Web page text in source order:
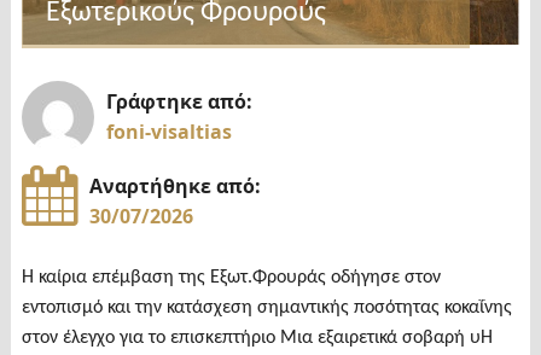
Εξωτερικούς Φρουρούς
Γράφτηκε από:
foni-visaltias
Αναρτήθηκε από:
30/07/2026
Η καίρια επέμβαση της Εξωτ.Φρουράς οδήγησε στον
εντοπισμό και την κατάσχεση σημαντικής ποσότητας κοκαΐνης
στον έλεγχο για το επισκεπτήριο Μια εξαιρετικά σοβαρή υΗ